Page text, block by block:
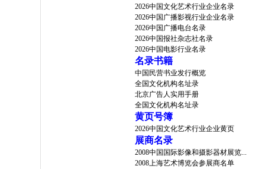
2026中国文化艺术行业企业名录
2026中国广播影视行业企业名录
2026中国广播电台名录
2026中国报社杂志社名录
2026中国电影行业名录
名录书籍
中国民营书业发行概览
全国文化机构名址录
北京广告人实用手册
全国文化机构名址录
黄页号簿
2026中国文化艺术行业企业黄页
展商名录
2008中国国际影像和摄影器材展览...
2008上海艺术博览会参展商名单